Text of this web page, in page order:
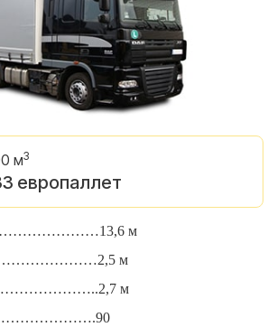
м3
европаллет
м
м
м